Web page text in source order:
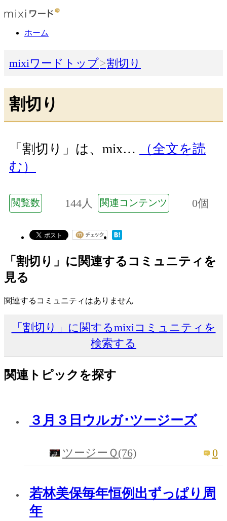
ホーム
mixiワードトップ 割切り
割切り
「割切り」は、mix…
（全文を読
む）
閲覧数 144人 関連コンテンツ 0個
「割切り」に関連するコミュニティを
見る
関連するコミュニティはありません
「割切り」に関するmixiコミュニティを
検索する
関連トピックを探す
３月３日ウルガ･ツージーズ
ツージーＱ(76) 0
若林美保毎年恒例出ずっぱり周
年